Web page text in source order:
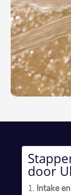
door
Intake